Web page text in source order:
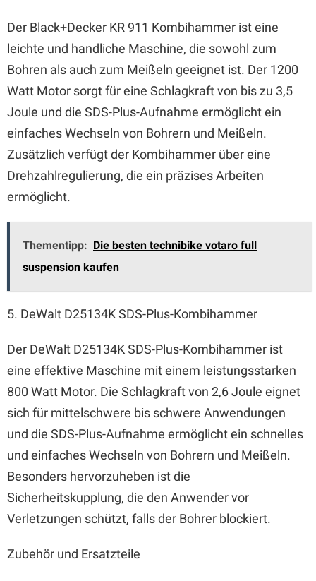
Der Black+Decker KR 911 Kombihammer ist eine
leichte und handliche Maschine, die sowohl zum
Bohren als auch zum Meißeln geeignet ist. Der 1200
Watt Motor sorgt für eine Schlagkraft von bis zu 3,5
Joule und die SDS-Plus-Aufnahme ermöglicht ein
einfaches Wechseln von Bohrern und Meißeln.
Zusätzlich verfügt der Kombihammer über eine
Drehzahlregulierung, die ein präzises Arbeiten
ermöglicht.
Thementipp: Die besten technibike votaro full
suspension kaufen
5. DeWalt D25134K SDS-Plus-Kombihammer
Der DeWalt D25134K SDS-Plus-Kombihammer ist
eine effektive Maschine mit einem leistungsstarken
800 Watt Motor. Die Schlagkraft von 2,6 Joule eignet
sich für mittelschwere bis schwere Anwendungen
und die SDS-Plus-Aufnahme ermöglicht ein schnelles
und einfaches Wechseln von Bohrern und Meißeln.
Besonders hervorzuheben ist die
Sicherheitskupplung, die den Anwender vor
Verletzungen schützt, falls der Bohrer blockiert.
Zubehör und Ersatzteile